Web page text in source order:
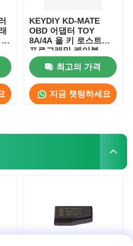
KEYDIY KD-MATE
OBD 어댑터 TOY
8A/4A 올 키 로스트용
프로그래밍 케이블
최고의 가격
지금 챗팅하세요